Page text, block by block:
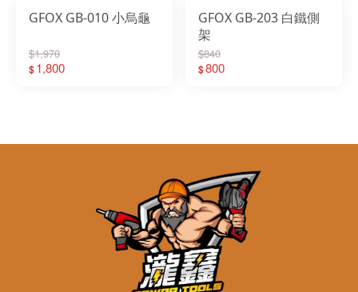
GFOX GB-010 小烏龜
$1,970
$1,800
GFOX GB-203 白鐵側
架
$840
$800